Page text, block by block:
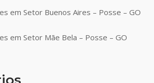
em Setor Buenos Aires – Posse – GO
em Setor Mãe Bela – Posse – GO